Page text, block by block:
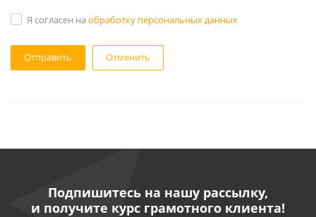
Я согласен на обработку персональных данных
Отменить
Подпишитесь на нашу рассылку,
и получите курс грамотного клиента!